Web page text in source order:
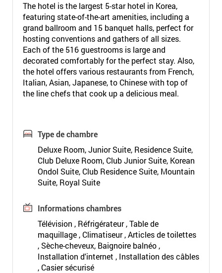
The hotel is the largest 5-star hotel in Korea,
featuring state-of-the-art amenities, including a
grand ballroom and 15 banquet halls, perfect for
hosting conventions and gathers of all sizes.
Each of the 516 guestrooms is large and
decorated comfortably for the perfect stay. Also,
the hotel offers various restaurants from French,
Italian, Asian, Japanese, to Chinese with top of
the line chefs that cook up a delicious meal.
Type de chambre
Deluxe Room, Junior Suite, Residence Suite,
Club Deluxe Room, Club Junior Suite, Korean
Ondol Suite, Club Residence Suite, Mountain
Suite, Royal Suite
Informations chambres
Télévision , Réfrigérateur , Table de
maquillage , Climatiseur , Articles de toilettes
, Sèche-cheveux, Baignoire balnéo ,
Installation d'internet , Installation des câbles
, Casier sécurisé